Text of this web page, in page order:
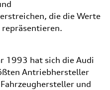
die die Werte
repräsentieren.
1993 hat sich die Audi
Antriebhersteller
und